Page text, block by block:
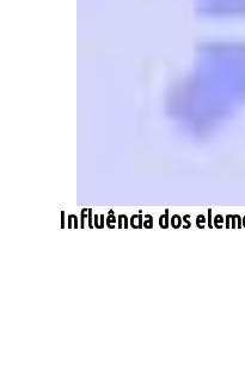
Influência dos